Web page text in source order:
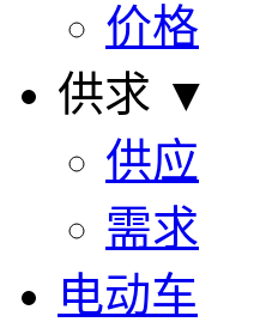
价格
供求 ▼
供应
需求
电动车